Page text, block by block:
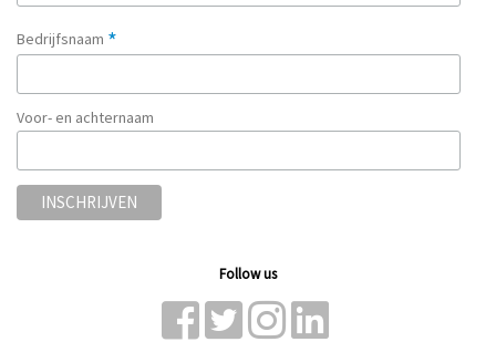
Bedrijfsnaam *
Voor- en achternaam
Follow us